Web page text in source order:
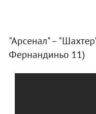
"Арсенал" –
Фернандиньо 11)